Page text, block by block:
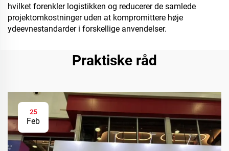
hvilket forenkler logistikken og reducerer de samlede
projektomkostninger uden at kompromittere høje
ydeevnestandarder i forskellige anvendelser.
Praktiske råd
25
Feb